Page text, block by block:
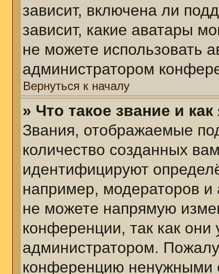
зависит, включена ли
зависит, какие аватары
не можете использовать
администратором
Вернуться к началу
» Что такое звание и
Звания, отображаемые
количество созданных
идентифицируют
например, модераторов
не можете напрямую
конференции, так как они
администратором.
конференцию ненужными